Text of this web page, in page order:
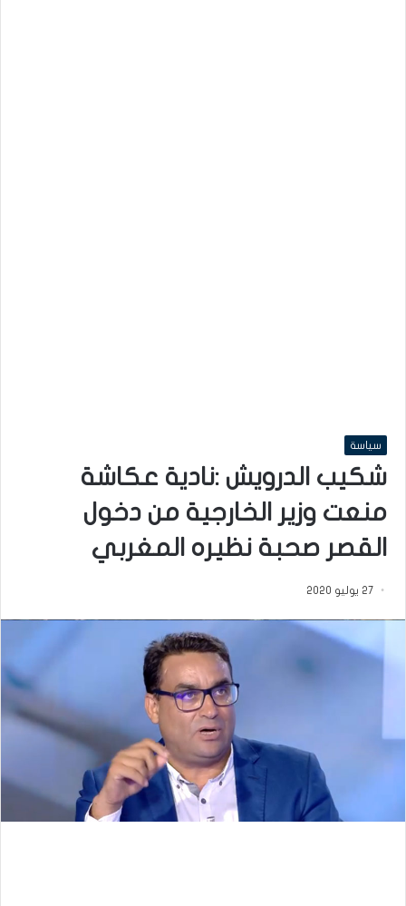
سياسة
شكيب الدرويش :نادية عكاشة
منعت وزير الخارجية من دخول
القصر صحبة نظيره المغربي
27 يوليو 2020